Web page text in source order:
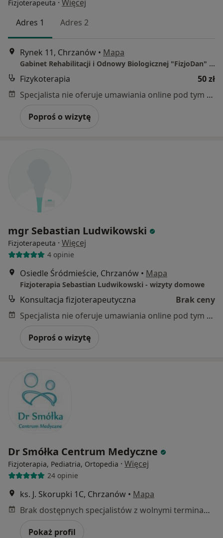
Fizjoterapeuta · Więcej
Adres 1
Adres 2
Rynek 11, Chrzanów • Mapa
Gabinet Rehabilitacji i Odnowy Biologicznej "FizjoDan" - wizyty domowe
Fizykoterapia
50 zł
Specjalista nie oferuje umawiania online pod tym adresem.
Poproś o wizytę
mgr Sebastian Ludwikowski
Fizjoterapeuta · Więcej
4 opinie
Osiedle Śródmieście, Chrzanów • Mapa
Fizjoterapia Sebastian Ludwikowski - wizyty domowe
Konsultacja fizjoterapeutyczna
Brak ceny
Specjalista nie oferuje umawiania online pod tym adresem.
Poproś o wizytę
Dr Smółka Centrum Medyczne
Fizjoterapia, Pediatria, Ortopedia · Więcej
24 opinie
ks. J. Skorupki 1C, Chrzanów • Mapa
Brak dostępnych specjalistów z wolnymi terminami w tym centrum medycznym.
Pokaż profil